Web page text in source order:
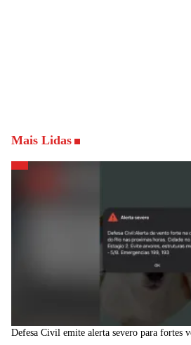
Mais Lidas
Defesa Civil emite alerta severo para fortes